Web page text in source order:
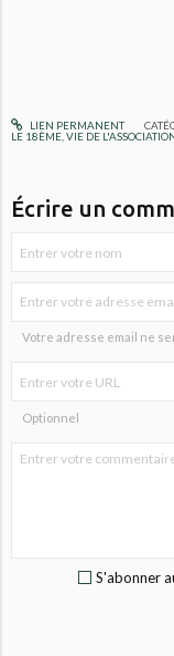
LIEN PERMANENT
LE 18ÈME ,VIE DE
Écrire un
Votre adresse email ne
Optionnel
S'abonner